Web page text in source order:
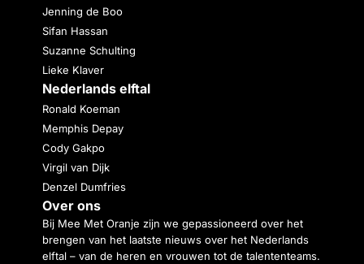
Jenning de Boo
Sifan Hassan
Suzanne Schulting
Lieke Klaver
Nederlands elftal
Ronald Koeman
Memphis Depay
Cody Gakpo
Virgil van Dijk
Denzel Dumfries
Over ons
Bij Mee Met Oranje zijn we gepassioneerd over het
brengen van het laatste nieuws over het Nederlands
elftal – van de heren en vrouwen tot de talententeams.